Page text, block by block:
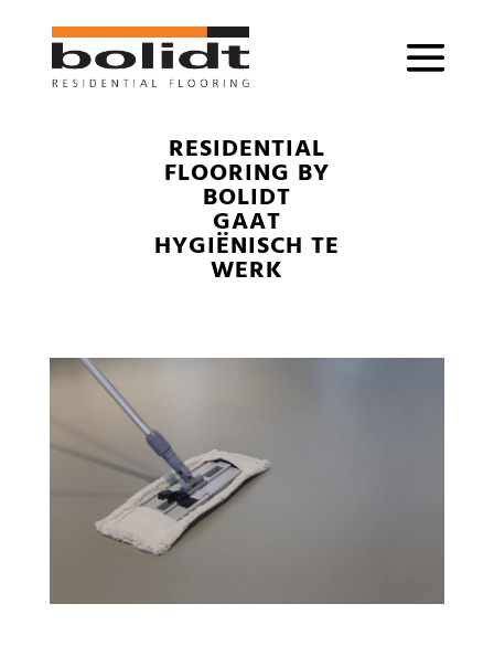
RESIDENTIAL
FLOORING BY
BOLIDT
GAAT
HYGIËNISCH TE
WERK